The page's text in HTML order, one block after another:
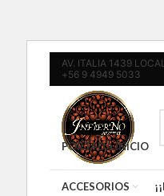
AV. ITALIA 1439
+56 9 4949 5033
PORTADA INICIO
ACCESORIOS